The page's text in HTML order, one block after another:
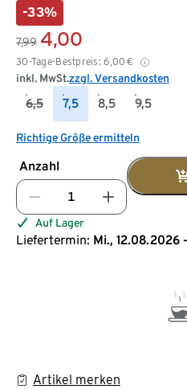
-33%
7,99 4,00
30-Tage-Bestpreis: 6,00 €
inkl. MwSt.zzgl. Versandkosten
6,5 7,5 8,5 9,5
Richtige Größe ermitteln
Anzahl
Auf Lager
Liefertermin: Mi., 12.08.2026
Artikel merken